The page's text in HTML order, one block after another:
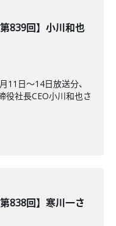
839回】小川和也
11日〜14日放送分、
役社長CEO小川和也さ
838回】寒川一さ